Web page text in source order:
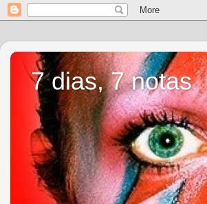
7 dias, 7 notas